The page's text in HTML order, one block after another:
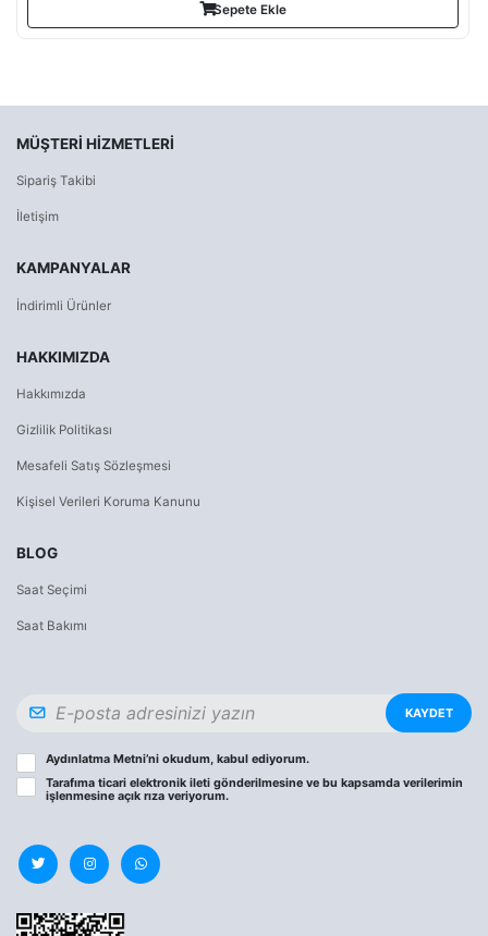
Sepete Ekle
MÜŞTERI HIZMETLERI
Sipariş Takibi
İletişim
KAMPANYALAR
İndirimli Ürünler
HAKKIMIZDA
Hakkımızda
Gizlilik Politikası
Mesafeli Satış Sözleşmesi
Kişisel Verileri Koruma Kanunu
BLOG
Saat Seçimi
Saat Bakımı
KAYDET
Aydınlatma Metni’ni okudum, kabul ediyorum.
Tarafıma ticari elektronik ileti gönderilmesine ve bu kapsamda verilerimin
işlenmesine açık rıza veriyorum.